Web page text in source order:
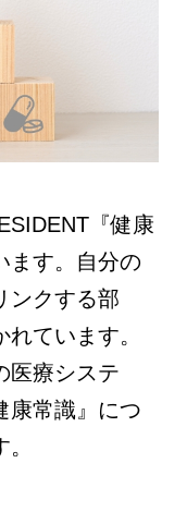
『健康
ます。自分の
ンクする部
ています。
医療システ
康常識』につ